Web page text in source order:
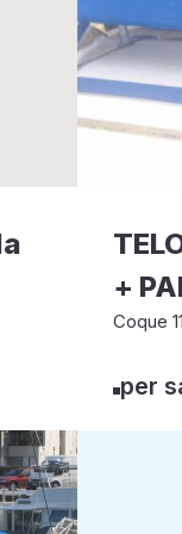
+
Coque
per